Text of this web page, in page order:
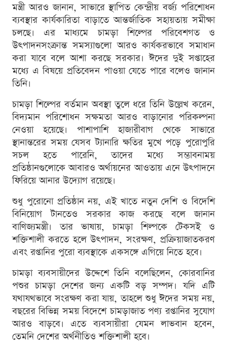
মন্ত্রী আরও জানান, সাভারে স্থাপিত কেন্দ্রীয় বর্জ্য পরিশোধন
ব্যবস্থার কার্যকারিতা বাড়াতে আন্তর্জাতিক সহায়তায় সমীক্ষা
চলছে। এর মাধ্যমে চামড়া শিল্পের পরিবেশগত ও
উৎপাদনসংক্রান্ত সমস্যাগুলো আরও কার্যকরভাবে সমাধান
করা যাবে বলে আশা করছে সরকার। ঈদের দুই সপ্তাহের
মধ্যে এ বিষয়ে প্রতিবেদন পাওয়া যেতে পারে বলেও জানান
তিনি।
চামড়া শিল্পের বর্তমান অবস্থা তুলে ধরে তিনি উল্লেখ করেন,
বিদ্যমান পরিশোধন সক্ষমতা আরও বাড়ানোর পরিকল্পনা
নেওয়া হয়েছে। পাশাপাশি হাজারীবাগ থেকে সাভারে
স্থানান্তরের সময় যেসব ট্যানারি ক্ষতির মুখে পড়ে পুরোপুরি
সচল হতে পারেনি, তাদের মধ্যে সম্ভাবনাময়
প্রতিষ্ঠানগুলোকে আবারও অর্থায়নের আওতায় এনে উৎপাদনে
ফিরিয়ে আনার উদ্যোগ রয়েছে।
শুধু পুরোনো প্রতিষ্ঠান নয়, এই খাতে নতুন দেশি ও বিদেশি
বিনিয়োগ টানতেও সরকার কাজ করছে বলে জানান
বাণিজ্যমন্ত্রী। তার ভাষায়, চামড়া শিল্পকে টেকসই ও
শক্তিশালী করতে হলে উৎপাদন, সংরক্ষণ, প্রক্রিয়াজাতকরণ
এবং রপ্তানির পুরো ব্যবস্থাকে একসঙ্গে এগিয়ে নিতে হবে।
চামড়া ব্যবসায়ীদের উদ্দেশে তিনি বলেছিলেন, কোরবানির
পশুর চামড়া দেশের জন্য একটি বড় সম্পদ। যদি এটি
যথাযথভাবে সংরক্ষণ করা যায়, তাহলে শুধু ঈদের সময় নয়,
বছরের বিভিন্ন সময় বিদেশে চামড়াজাত পণ্য রপ্তানির সুযোগ
আরও বাড়বে। এতে ব্যবসায়ীরা যেমন লাভবান হবেন,
তেমনি দেশের অর্থনীতিও শক্তিশালী হবে।